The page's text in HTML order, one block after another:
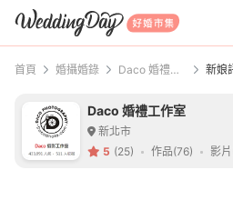
WeddingDay 好
首頁 婚攝婚錄 Daco 婚禮工作室 新娘
Daco 婚禮工作室
新北市
5 (25) 作品(76) 影